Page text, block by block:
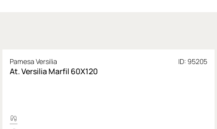
Pamesa Versilia ID: 95205
At. Versilia Marfil 60X120